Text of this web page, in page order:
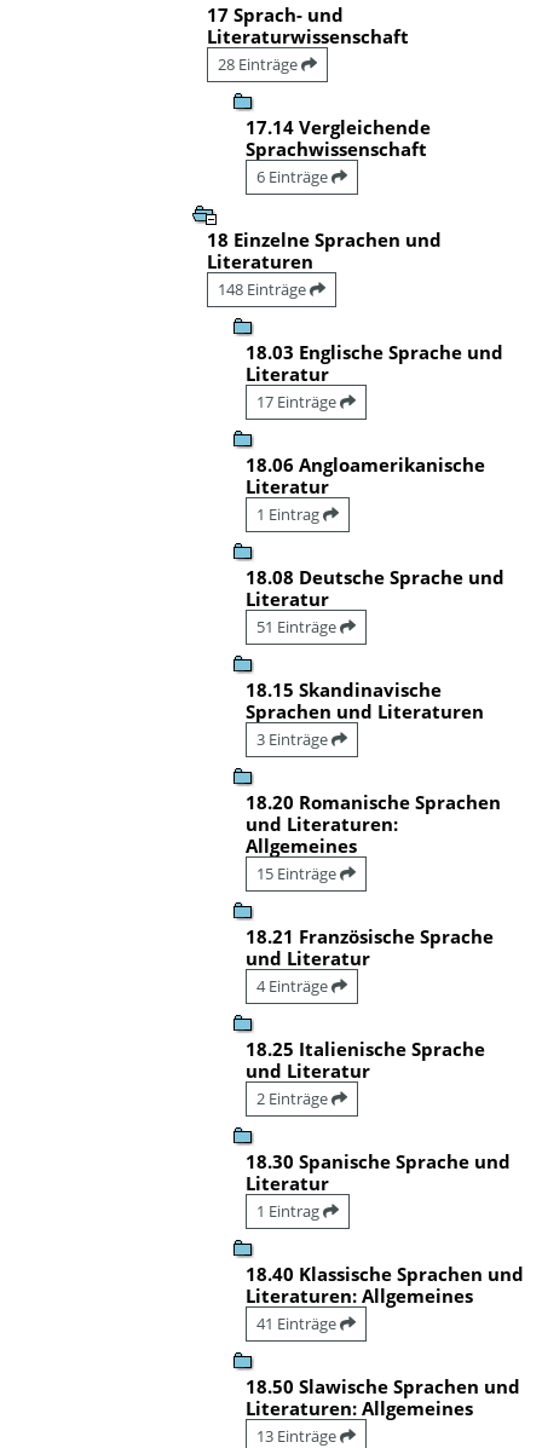
17 Sprach- und
Literaturwissenschaft
28 Einträge
17.14 Vergleichende
Sprachwissenschaft
6 Einträge
18 Einzelne Sprachen und
Literaturen
148 Einträge
18.03 Englische Sprache und
Literatur
17 Einträge
18.06 Angloamerikanische
Literatur
1 Eintrag
18.08 Deutsche Sprache und
Literatur
51 Einträge
18.15 Skandinavische
Sprachen und Literaturen
3 Einträge
18.20 Romanische Sprachen
und Literaturen:
Allgemeines
15 Einträge
18.21 Französische Sprache
und Literatur
4 Einträge
18.25 Italienische Sprache
und Literatur
2 Einträge
18.30 Spanische Sprache und
Literatur
1 Eintrag
18.40 Klassische Sprachen und
Literaturen: Allgemeines
41 Einträge
18.50 Slawische Sprachen und
Literaturen: Allgemeines
13 Einträge